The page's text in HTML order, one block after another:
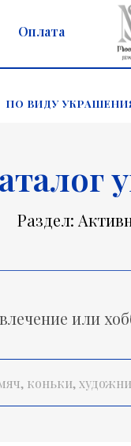
Оплата
ПО ВИДУ
Раздел:
или